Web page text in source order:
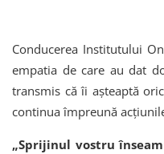
Conducerea Institutului
empatia de care au dat
transmis că îi așteaptă
continua împreună
„Sprijinul vostru